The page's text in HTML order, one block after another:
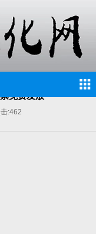
免费发放
:462